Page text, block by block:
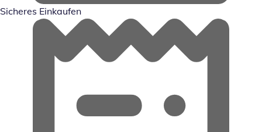
Sicheres Einkaufen